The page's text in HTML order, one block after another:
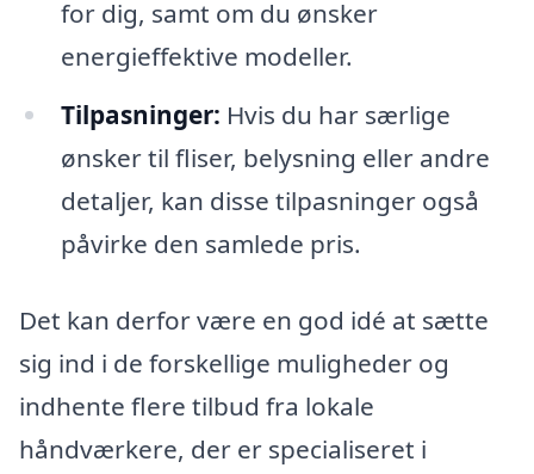
for dig, samt om du ønsker
energieffektive modeller.
Tilpasninger: Hvis du har særlige
ønsker til fliser, belysning eller andre
detaljer, kan disse tilpasninger også
påvirke den samlede pris.
Det kan derfor være en god idé at sætte
sig ind i de forskellige muligheder og
indhente flere tilbud fra lokale
håndværkere, der er specialiseret i